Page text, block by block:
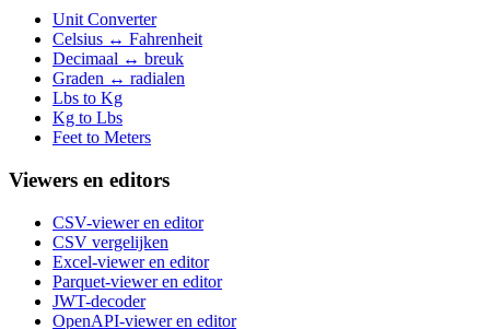
Unit Converter
Celsius ↔ Fahrenheit
Decimaal ↔ breuk
Graden ↔ radialen
Lbs to Kg
Kg to Lbs
Feet to Meters
Viewers en editors
CSV-viewer en editor
CSV vergelijken
Excel-viewer en editor
Parquet-viewer en editor
JWT-decoder
OpenAPI-viewer en editor